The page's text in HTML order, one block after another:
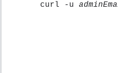
curl -u